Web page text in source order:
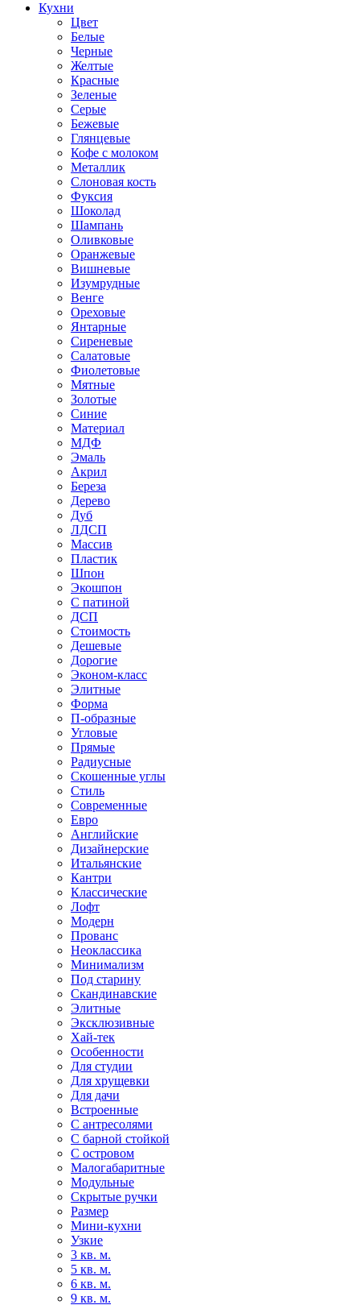
Кухни
Цвет
Белые
Черные
Желтые
Красные
Зеленые
Серые
Бежевые
Глянцевые
Кофе с молоком
Металлик
Слоновая кость
Фуксия
Шоколад
Шампань
Оливковые
Оранжевые
Вишневые
Изумрудные
Венге
Ореховые
Янтарные
Сиреневые
Салатовые
Фиолетовые
Мятные
Золотые
Синие
Материал
МДФ
Эмаль
Акрил
Береза
Дерево
Дуб
ЛДСП
Массив
Пластик
Шпон
Экошпон
С патиной
ДСП
Стоимость
Дешевые
Дорогие
Эконом-класс
Элитные
Форма
П-образные
Угловые
Прямые
Радиусные
Скошенные углы
Стиль
Современные
Евро
Английские
Дизайнерские
Итальянские
Кантри
Классические
Лофт
Модерн
Прованс
Неоклассика
Минимализм
Под старину
Скандинавские
Элитные
Эксклюзивные
Хай-тек
Особенности
Для студии
Для хрущевки
Для дачи
Встроенные
С антресолями
С барной стойкой
С островом
Малогабаритные
Модульные
Скрытые ручки
Размер
Мини-кухни
Узкие
3 кв. м.
5 кв. м.
6 кв. м.
9 кв. м.